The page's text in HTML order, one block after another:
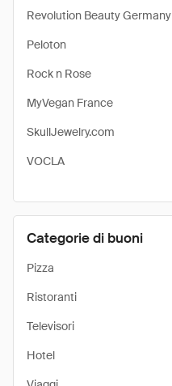
Revolution Beauty Germany
Peloton
Rock n Rose
MyVegan France
SkullJewelry.com
VOCLA
Categorie di buoni
Pizza
Ristoranti
Televisori
Hotel